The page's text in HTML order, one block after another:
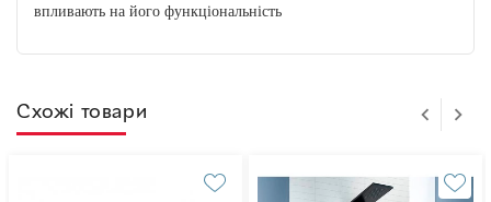
впливають на його функціональність
Схожі товари